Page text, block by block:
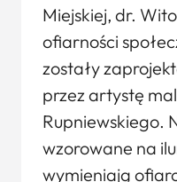
Miejskiej, dr.
ofiarności
zostały
przez artystę
Rupniewskiego.
wzorowane na
wymieniają